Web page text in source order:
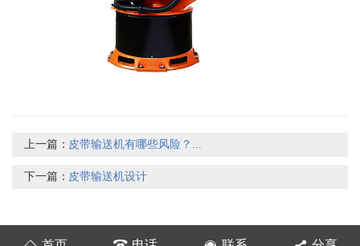
上一篇： 皮带输送机有哪些风险？...
下一篇： 皮带输送机设计